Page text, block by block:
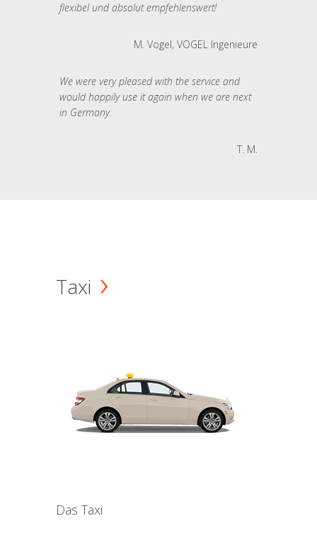
flexibel und absolut empfehlenswert!
M. Vogel, VOGEL Ingenieure
We were very pleased with the service and
would happily use it again when we are next
in Germany.
T. M.
Taxi
Das Taxi